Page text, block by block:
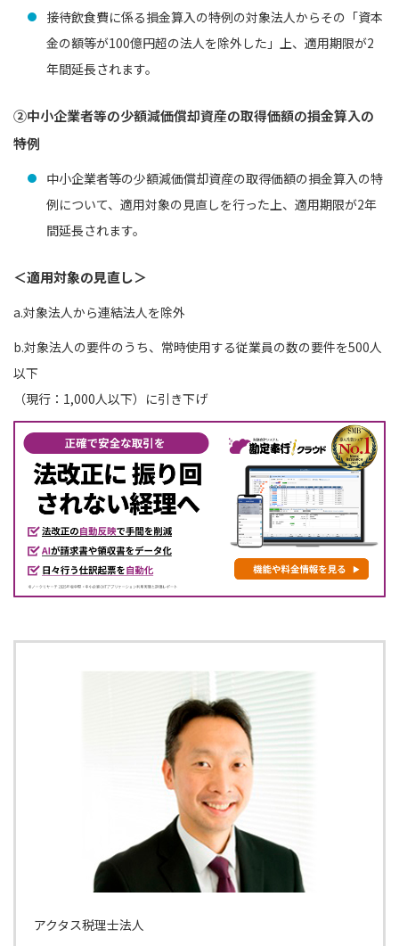
接待飲食費に係る損金算入の特例の対象法人からその「資本
金の額等が100億円超の法人を除外した」上、適用期限が2
年間延長されます。
②中小企業者等の少額減価償却資産の取得価額の損金算入の
特例
中小企業者等の少額減価償却資産の取得価額の損金算入の特
例について、適用対象の見直しを行った上、適用期限が2年
間延長されます。
＜適用対象の見直し＞
a.対象法人から連結法人を除外
b.対象法人の要件のうち、常時使用する従業員の数の要件を500人
以下
（現行：1,000人以下）に引き下げ
アクタス税理士法人